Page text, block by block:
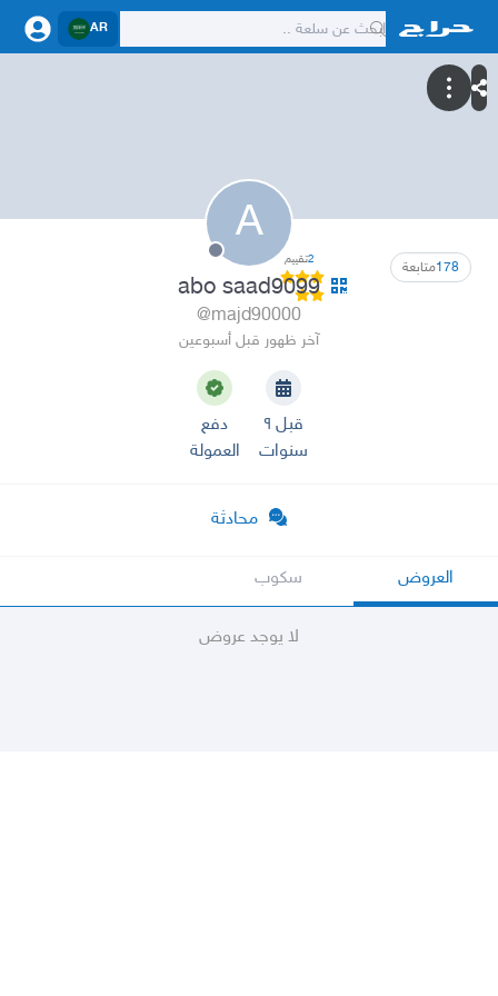
AR
A
178متابعة 2تقييم
abo saad9099
@majd90000
آخر ظهور قبل أسبوعين
قبل ٩
سنوات
دفع
العمولة
محادثة
العروض سكوب
لا يوجد عروض